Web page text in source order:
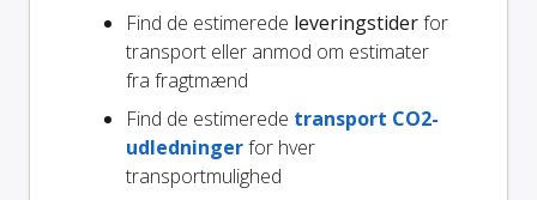
Find de estimerede leveringstiderfor
transport eller anmod om estimater
fra fragtmænd
Find de estimerede transport CO2-
udledningerfor hver
transportmulighed